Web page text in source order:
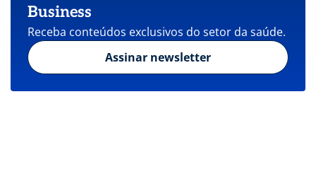
Business
Receba conteúdos exclusivos do setor da saúde.
Assinar newsletter